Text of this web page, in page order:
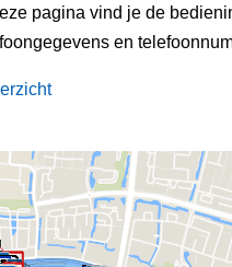
pagina vind je de
en